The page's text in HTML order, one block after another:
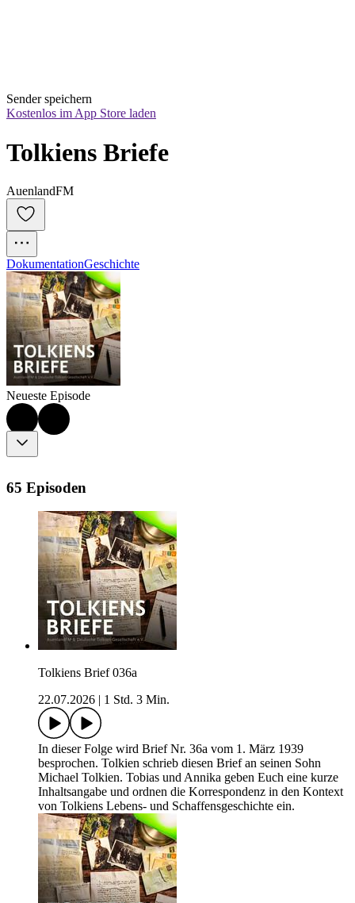
Sender speichern
Kostenlos im App Store laden
Tolkiens Briefe
AuenlandFM
DokumentationGeschichte
Neueste Episode
65 Episoden
Tolkiens Brief 036a
22.07.2026
1 Std. 3 Min.
In dieser Folge wird Brief Nr. 36a vom 1. März 1939
besprochen. Tolkien schrieb diesen Brief an seinen Sohn
Michael Tolkien. Tobias und Annika geben Euch eine kurze
Inhaltsangabe und ordnen die Korrespondenz in den Kontext
von Tolkiens Lebens- und Schaffensgeschichte ein.